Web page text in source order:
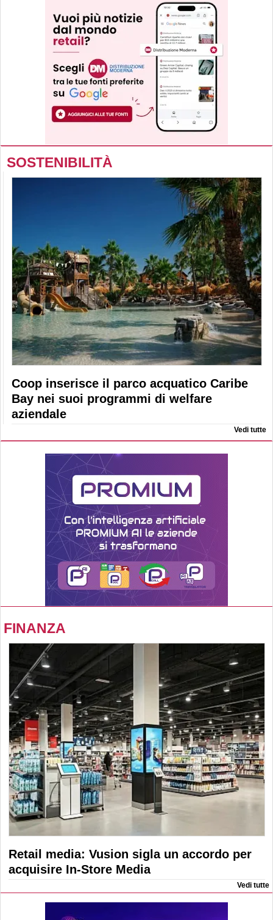
SOSTENIBILITÀ
Coop inserisce il parco acquatico Caribe
Bay nei suoi programmi di welfare
aziendale
Vedi tutte
FINANZA
Retail media: Vusion sigla un accordo per
acquisire In-Store Media
Vedi tutte